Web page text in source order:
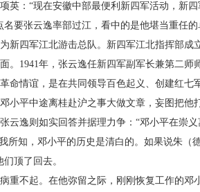
英：“现在安徽中部最便利新四军活动，新
名要张云逸率部过江，看中的是他堪当重任
新四军江北游击总队。新四军江北指挥部
。1941年，张云逸任新四军副军长兼第二师
情谊，是在共同领导百色起义、创建红七军
小平中途离桂赴沪之事大做文章，妄图把他
云逸则如实回答并据理力争：“邓小平在崇
所知，邓小平的历史是清白的。如果说朱（
顶了回去。
不起。在他弥留之际，刚刚恢复工作的邓